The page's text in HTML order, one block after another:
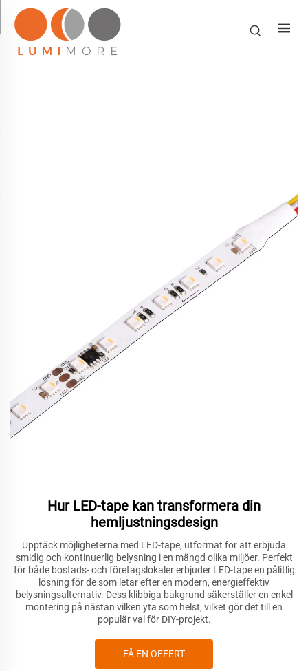
Hur LED-tape kan transformera din
hemljustningsdesign
Upptäck möjligheterna med LED-tape, utformat för att erbjuda
smidig och kontinuerlig belysning i en mängd olika miljöer. Perfekt
för både bostads- och företagslokaler erbjuder LED-tape en pålitlig
lösning för de som letar efter en modern, energieffektiv
belysningsalternativ. Dess klibbiga bakgrund säkerställer en enkel
montering på nästan vilken yta som helst, vilket gör det till en
populär val för DIY-projekt.
FÅ EN OFFERT